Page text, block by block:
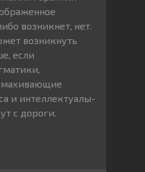
возникнет, нет.
возникнуть
если
и интеллектуалы-
с дороги.